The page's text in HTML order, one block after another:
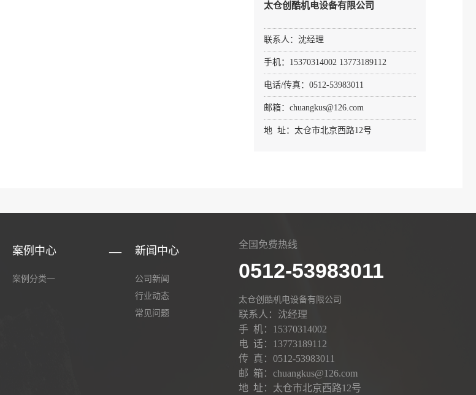
太仓创酷机电设备有限公司
联系人：沈经理
手机：15370314002 13773189112
电话/传真：0512-53983011
邮箱：chuangkus@126.com
地 址：太仓市北京西路12号
案例中心
案例分类一
新闻中心
公司新闻
行业动态
常见问题
全国免费热线
0512-53983011
太仓创酷机电设备有限公司
联系人：沈经理
手 机：15370314002
电 话：13773189112
传 真：0512-53983011
邮 箱：chuangkus@126.com
地 址：太仓市北京西路12号